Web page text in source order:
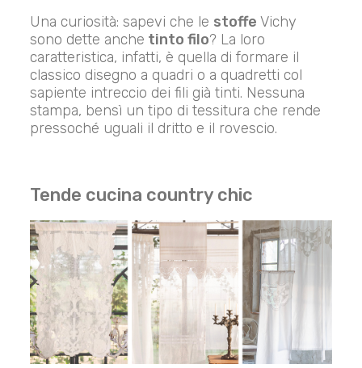
Una curiosità: sapevi che le stoffe Vichy
sono dette anche tinto filo? La loro
caratteristica, infatti, è quella di formare il
classico disegno a quadri o a quadretti col
sapiente intreccio dei fili già tinti. Nessuna
stampa, bensì un tipo di tessitura che rende
pressoché uguali il dritto e il rovescio.
Tende cucina country chic